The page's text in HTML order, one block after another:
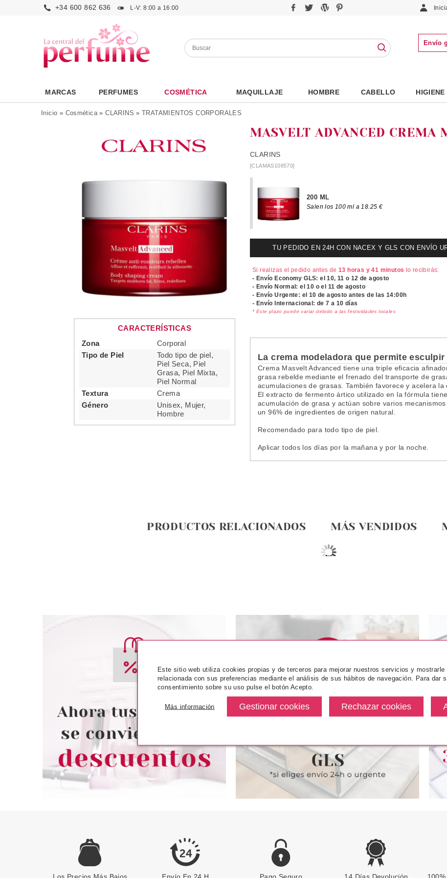
+34 600 862 636 L-V: 8:00 a 16:00
Envío
MARCAS PERFUMES COSMÉTICA MAQUILLAJE HOMBRE CABELLO HIGIENE
Inicio » Cosmética»CLARINS »TRATAMIENTOS CORPORALES
CARACTERÍSTICAS
Zona
Corporal
Tipo de Piel
Todo tipo de piel,
Piel Seca, Piel
Grasa, Piel Mixta,
Piel Normal
Textura
Crema
Género
Unisex, Mujer,
Hombre
MASVELT ADVANCED CREMA
CLARINS
[CLAMAS108570]
200 ML
Salen los 100 ml a 18.25 €
TU PEDIDO EN 24H CON NACEX Y GLS CON ENVÍO
Si realizas el pedido antes de13 horas y 41 minutos lo recibirás:
- Envío Economy GLS: el10, 11 o 12 de agosto
- Envío Normal: el10 o el 11 de agosto
- Envío Urgente: el 10 de agosto antes de las 14:00h
- Envío Internacional: de 7 a 10 días
* Este plazo puede variar debido a las festividades locales
La crema modeladora que permite
Crema Masvelt Advanced tiene una triple eficacia
grasa rebelde mediante el frenado del transporte de
acumulaciones de grasas. También favorece y acelera
El extracto de fermento ártico utilizado en la fórmula
acumulación de grasa y actúan sobre varios
un 96% de ingredientes de origen natural.
Recomendado para todo tipo de piel.
Aplicar todos los días por la mañana y por la noche.
PRODUCTOS RELACIONADOS MÁS VENDIDOS
CLARINS EAU DES JARDINS
Pvr 58.00€ desde
33.49€
CLARINS
CLARINS BALSAMO CUERPO
SUPER HIDRATANTE 400 ML
Pvr 49.00€
CLARINS
CLARINS BODY FIRMING GEL
CLARINS
200
Los Precios Más Bajos Envío En 24 H Pago Seguro 14 Días Devolución
Este sitio web utiliza cookies propias y de terceros para mejorar nuestros servicios y mostrarle
relacionada con sus preferencias mediante el análisis de sus hábitos de navegación. Para dar
consentimiento sobre su uso pulse el botón Acepto.
Más información